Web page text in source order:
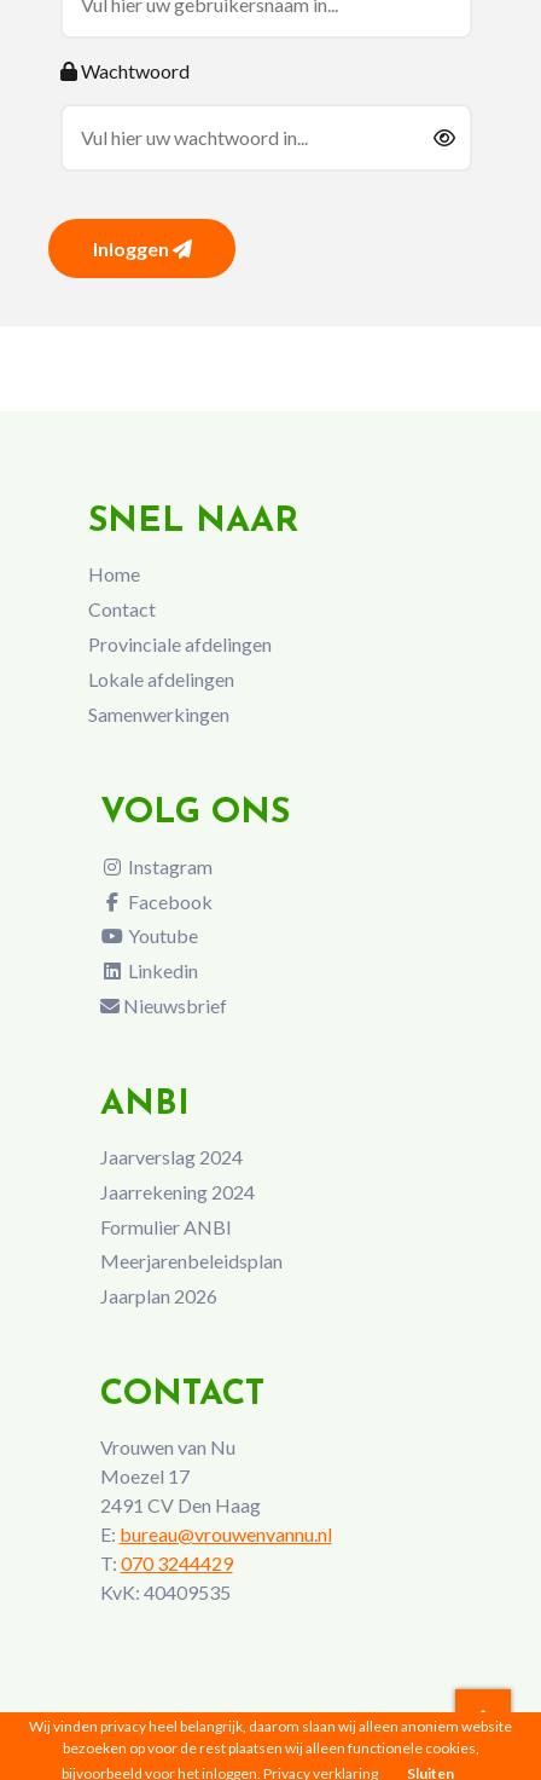
Wachtwoord
Inloggen
SNEL NAAR
Home
Contact
Provinciale afdelingen
Lokale afdelingen
Samenwerkingen
VOLG ONS
Instagram
Facebook
Youtube
Linkedin
Nieuwsbrief
ANBI
Jaarverslag 2024
Jaarrekening 2024
Formulier ANBI
Meerjarenbeleidsplan
Jaarplan 2026
CONTACT
Vrouwen van Nu
Moezel 17
2491 CV Den Haag
E: bureau@vrouwenvannu.nl
T: 070 3244429
KvK: 40409535
Vrouwen van Nu © 2026 |Privacyverklaring
Wij vinden privacy heel belangrijk, daarom slaan wij alleen anoniem website
bezoeken op voor de rest plaatsen wij alleen functionele cookies,
bijvoorbeeld voor het inloggen. Privacy verklaring Sluiten